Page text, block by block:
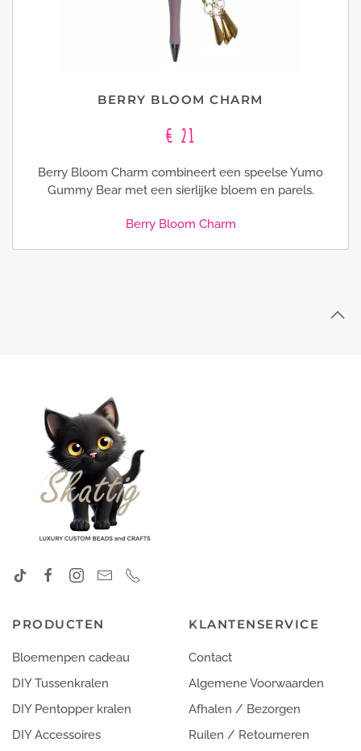
BLUEBELL DREAM CHARM
€ 16
Op deze blauwe pen met bloem zit bovenop een
transparant blauwe Yumo Gummy Bear.
Bluebell Dream Charm
PRODUCTEN
Bloemenpen cadeau
DIY Tussenkralen
DIY Pentopper kralen
DIY Accessoires
KLANTENSERVICE
Contact
Algemene Voorwaarden
Afhalen / Bezorgen
Ruilen / Retourneren